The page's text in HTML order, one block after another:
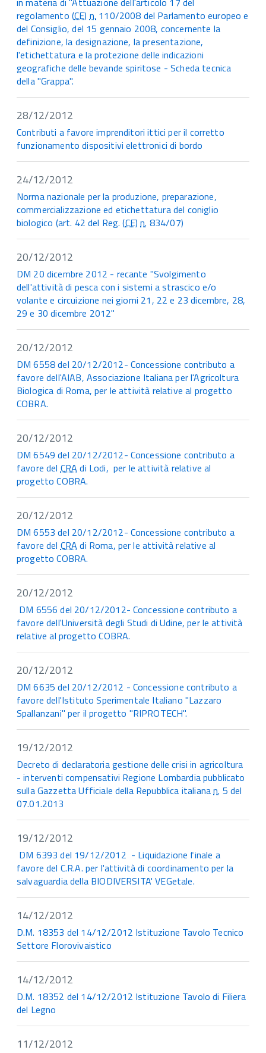
regolamento (CE)n. 110/2008 del Parlamento europeo e
del Consiglio, del 15 gennaio 2008, concernente la
definizione, la designazione, la presentazione,
l'etichettatura e la protezione delle indicazioni
geografiche delle bevande spiritose - Scheda tecnica
della "Grappa".
28/12/2012
Contributi a favore imprenditori ittici per il corretto
funzionamento dispositivi elettronici di bordo
24/12/2012
Norma nazionale per la produzione, preparazione,
commercializzazione ed etichettatura del coniglio
biologico (art. 42 del Reg. (CE)n. 834/07)
20/12/2012
DM 20 dicembre 2012 - recante "Svolgimento
dell'attività di pesca con i sistemi a strascico e/o
volante e circuizione nei giorni 21, 22 e 23 dicembre, 28,
29 e 30 dicembre 2012"
20/12/2012
DM 6558 del 20/12/2012- Concessione contributo a
favore dell'AIAB, Associazione Italiana per l'Agricoltura
Biologica di Roma, per le attività relative al progetto
COBRA.
20/12/2012
DM 6549 del 20/12/2012- Concessione contributo a
favore delCRA di Lodi, per le attività relative al
progetto COBRA.
20/12/2012
DM 6553 del 20/12/2012- Concessione contributo a
favore delCRA di Roma, per le attività relative al
progetto COBRA.
20/12/2012
DM 6556 del 20/12/2012- Concessione contributo a
favore dell'Università degli Studi di Udine, per le attività
relative al progetto COBRA.
20/12/2012
DM 6635 del 20/12/2012 - Concessione contributo a
favore dell'Istituto Sperimentale Italiano "Lazzaro
Spallanzani" per il progetto "RIPROTECH".
19/12/2012
Decreto di declaratoria gestione delle crisi in agricoltura
- interventi compensativi Regione Lombardia pubblicato
sulla Gazzetta Ufficiale della Repubblica italianan. 5 del
07.01.2013
19/12/2012
DM 6393 del 19/12/2012 - Liquidazione finale a
favore del C.R.A. per l'attività di coordinamento per la
salvaguardia della BIODIVERSITA' VEGetale.
14/12/2012
D.M. 18353 del 14/12/2012 Istituzione Tavolo Tecnico
Settore Florovivaistico
14/12/2012
D.M. 18352 del 14/12/2012 Istituzione Tavolo di Filiera
del Legno
11/12/2012